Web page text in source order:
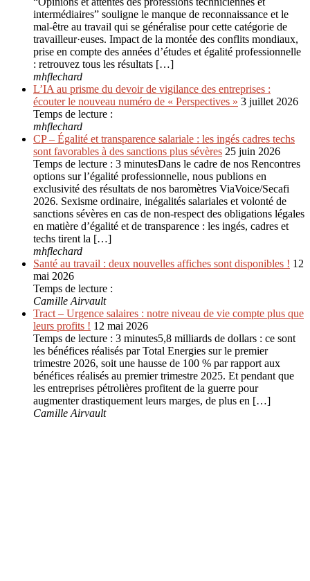
intermédiaires” souligne le manque de reconnaissance et le
mal-être au travail qui se généralise pour cette catégorie de
travailleur·euses. Impact de la montée des conflits mondiaux,
prise en compte des années d’études et égalité professionnelle
: retrouvez tous les résultats […]
mhflechard
L’IA au prisme du devoir de vigilance des entreprises :
écouter le nouveau numéro de « Perspectives » 3 juillet 2026
Temps de lecture :
mhflechard
CP – Égalité et transparence salariale : les ingés cadres techs
sont favorables à des sanctions plus sévères 25 juin 2026
Temps de lecture : 3 minutesDans le cadre de nos Rencontres
options sur l’égalité professionnelle, nous publions en
exclusivité des résultats de nos baromètres ViaVoice/Secafi
2026. Sexisme ordinaire, inégalités salariales et volonté de
sanctions sévères en cas de non-respect des obligations légales
en matière d’égalité et de transparence : les ingés, cadres et
techs tirent la […]
mhflechard
Santé au travail : deux nouvelles affiches sont disponibles ! 12
mai 2026
Temps de lecture :
Camille Airvault
Tract – Urgence salaires : notre niveau de vie compte plus que
leurs profits ! 12 mai 2026
Temps de lecture : 3 minutes5,8 milliards de dollars : ce sont
les bénéfices réalisés par Total Energies sur le premier
trimestre 2026, soit une hausse de 100 % par rapport aux
bénéfices réalisés au premier trimestre 2025. Et pendant que
les entreprises pétrolières profitent de la guerre pour
augmenter drastiquement leurs marges, de plus en […]
Camille Airvault